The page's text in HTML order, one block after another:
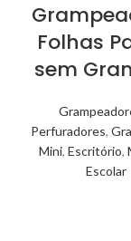
Folhas
sem
Perfuradores,
Mini, Escritório,
Escolar